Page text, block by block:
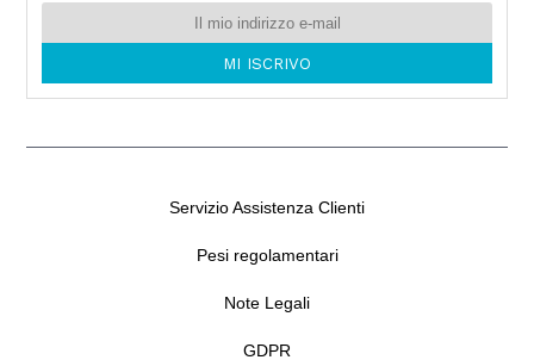
Servizio Assistenza Clienti
Pesi regolamentari
Note Legali
GDPR